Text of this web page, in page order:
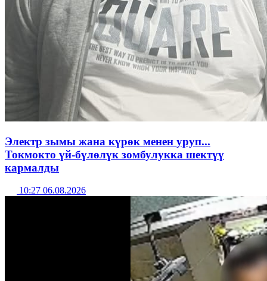
Электр зымы жана күрөк менен уруп...
Токмокто үй-бүлөлүк зомбулукка шектүү
кармалды
10:27 06.08.2026